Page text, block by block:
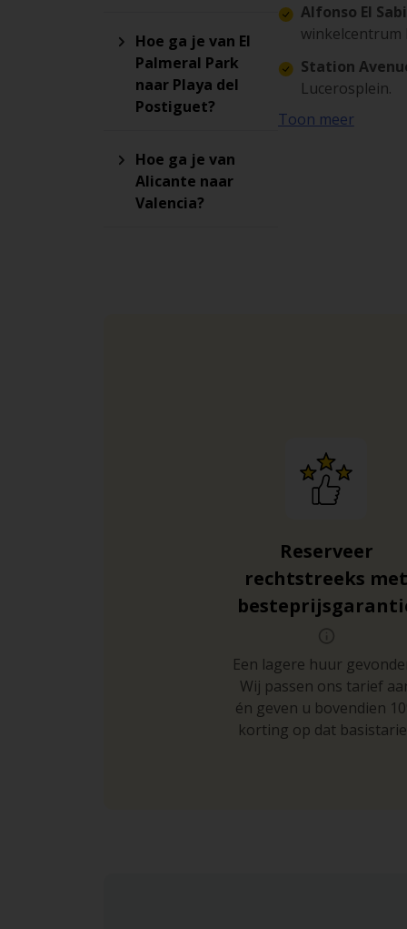
Hoe ga je van El
Palmeral Park
naar Playa del
Postiguet?
Hoe ga je van
Alicante naar
Valencia?
Alfonso El
winkelcentrum
Station
Lucerosplein.
Calle Italia
Toon meer
Reserveer
rechtstreeks
Een lagere huur
Wij passen ons tarief
én geven u bovendien
korting op dat